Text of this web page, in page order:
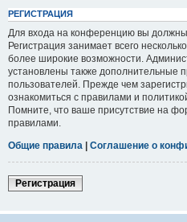
РЕГИСТРАЦИЯ
Для входа на конференцию вы должны
Регистрация занимает всего
более широкие возможности.
установлены также дополнительные
пользователей. Прежде чем
ознакомиться с правилами и
Помните, что ваше присутствие на
правилами.
Общие правила | Соглашение о
Регистрация